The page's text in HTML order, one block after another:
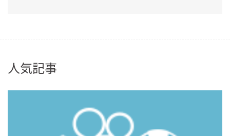
人気記事